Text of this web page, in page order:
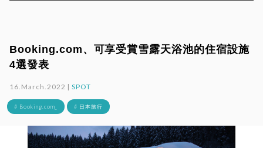
Booking.com、可享受賞雪露天浴池的住宿設施
4選發表
16.March.2022 |SPOT
# Booking.com_ # 日本旅行